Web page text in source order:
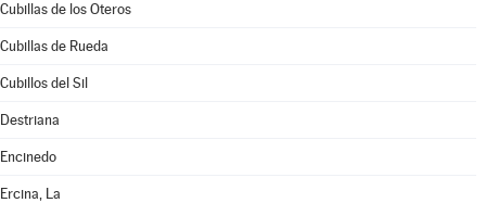
Cubillas de los Oteros
Cubillas de Rueda
Cubillos del Sil
Destriana
Encinedo
Ercina, La